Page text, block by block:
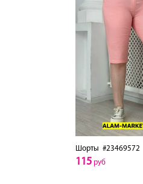
Шорты #23469572
115руб